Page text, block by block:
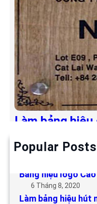
Làm bảng
Popular Posts
Làm bảng hiệu
Bảng hiệu logo
6 Tháng 8, 2020
Làm bảng hiệu hút